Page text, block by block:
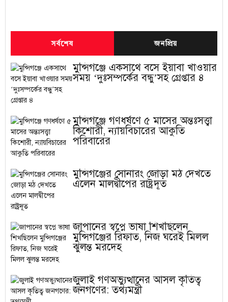
সর্বশেষ জনপ্রিয়
মুন্সিগঞ্জে একসাথে বসে ইয়াবা খাওয়ার
সময় ‘দুঃসম্পর্কের বন্ধু’সহ গ্রেপ্তার ৪
মুন্সিগঞ্জে গণধর্ষণে ৫ মাসের অন্তঃসত্ত্বা
কিশোরী, ন্যায়বিচারের আকুতি
পরিবারের
মুন্সিগঞ্জের সোনারং জোড়া মঠ দেখতে
এলেন মালদ্বীপের রাষ্ট্রদূত
জাপানের স্বপ্নে ভাষা শিখছিলেন
মুন্সিগঞ্জের রিফাত, নিজ ঘরেই মিলল
ঝুলন্ত মরদেহ
জুলাই গণঅভ্যুত্থানের আসল কৃতিত্ব
জনগণের: তথ্যমন্ত্রী